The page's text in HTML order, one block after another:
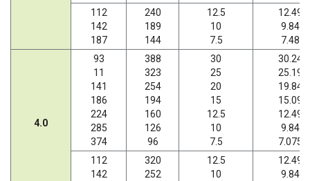
112
142
187
240
189
144
12.5
10
7.5
12.49
9.84
7.48
4.0
93
11
141
186
224
285
374
388
323
254
194
160
126
96
30
25
20
15
12.5
10
7.5
30.24
25.19
19.84
15.09
12.49
9.84
7.075
112
142
320
252
12.5
10
12.49
9.84